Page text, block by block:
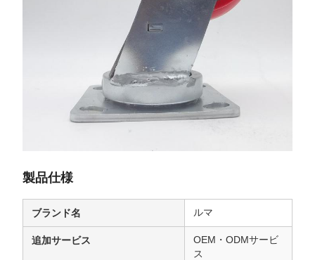
製品仕様
ブランド名 ルマ
追加サービス
OEM・ODMサービ
ス